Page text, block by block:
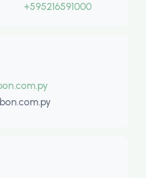
+595216591000